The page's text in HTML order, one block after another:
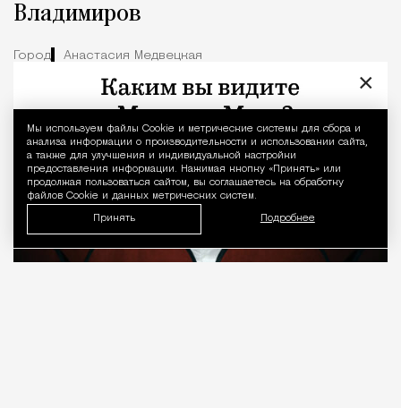
Уведомление
Мы используем файлы Сookie и метрические системы для сбора и
анализа информации о производительности и использовании сайта,
а также для улучшения и индивидуальной настройки
предоставления информации. Нажимая кнопку «Принять» или
продолжая пользоваться сайтом, вы соглашаетесь на обработку
файлов Cookie и данных метрических систем.
Принять Подробнее
Владимиров
Город Анастасия Медвецкая
×